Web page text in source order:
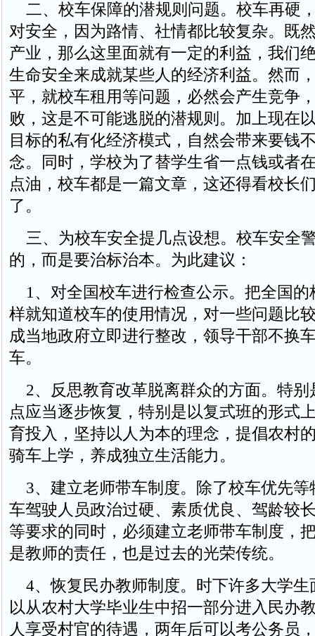
二、校车保障的潜规则问题。校车再硬
对安全，因为路情、社情都比较复杂。既
产业，那么这里面就有一定的利益，我们
生命安全来成就某些人的经济利益。然而
平，就校车租用等问题，必然会产生竞争
败，这是不可能逃脱的潜规则。加上现在
目标的私有化经济模式，自然会带来要钱
念。同时，学校为了替学生省一点钱或者
点油，校车都是一篇文章，这还得看校长
了。
三、为校车安全提几点设想。校车安全
的，而是要治标治本。为此建议：
1、对全国校车进行检查公示。把全国的
样就知道校车的使用情况，对一些问题比
成当地政府立即进行整改，领导干部不换
车。
2、反思教育改革脱离群众的方面。特别
点应当逐步恢复，特别是以复式班的形式
育投入，坚持以人为本的理念，提倡农村
骑车上学，养成独立生活能力。
3、建立老师带车制度。除了校车优先等
车驾驶人员政治过硬、素质优良、驾龄较
等要求的同时，必须建立老师带车制度，
是教师的责任，也是过去的光荣传统。
4、恢复民办教师制度。时下许多大学生
以从农村大学毕业生中招一部分进入民办
人享受村官的待遇，两年后可以考公务员